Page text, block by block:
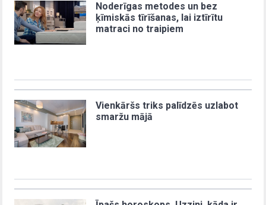
Noderīgas metodes un bez
ķīmiskās tīrīšanas, lai iztīrītu
matraci no traipiem
Vienkāršs triks palīdzēs uzlabot
smaržu mājā